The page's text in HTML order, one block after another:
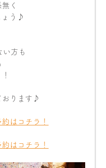
く
ょう♪
方も
おります♪
はコチラ！
はコチラ！